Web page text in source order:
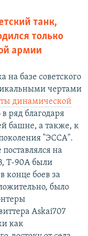
танк,
только
армии
на базе советского
чертами
динамической
ряд благодаря
башне, а также, к
"ЭССА".
на
Т-90А были
конце боев за
было
Askai707
как